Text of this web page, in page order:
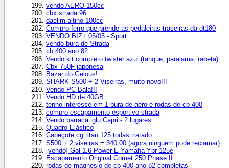
vendo AERO 150cc
cbx strada 96
daelim altino 100cc
Compro ferro que prende as pedaleiras traseiras da dt180
VENDO BIZ+ 05/05 - Sport
vendo bura de Strada
cb 400 ano 82
Vendo kit completo twister azul (tanque, paralama, rabeta)
Cbx 750F japonesa
Bazar do Gelous!
SHARK S500 + 2 Viseiras, muito novo!!!
Vendo PC Bala!!!
Vendo HD de 40GB
tenho interesse em 1 bura de aero e rodas de cb 400
compro escapamento esportivo strada
Vendo barraca iglu Capri - 2 lugares
Quadro Elástico
Cabeçote cg titan 125 todas tratado
S500 + 2 viseiras = 340,00 (agora ninguem pode reclamar)
[vendo] Gol 1.6 Power E Yamaha Ybr 125e
Escapamento Original Comet 250 Phase II
rodas de magnesio de cb 400 ano 82 completas